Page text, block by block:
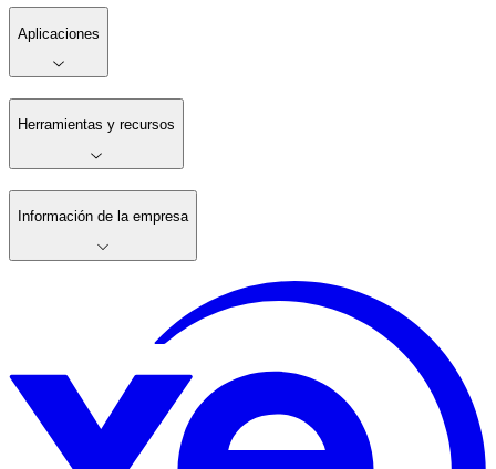
Aplicaciones
Herramientas y recursos
Información de la empresa